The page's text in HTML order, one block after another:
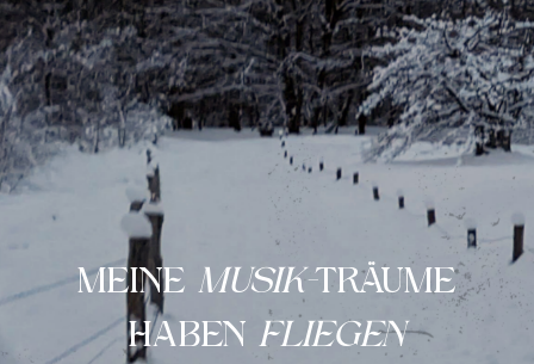
MEINE MUSIK-TRÄUME
HABEN FLIEGEN